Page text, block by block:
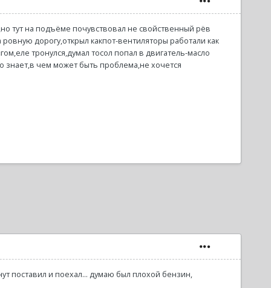
тут на подъёме почувствовал не свойственный рёв
дорогу,открыл какпот-вентиляторы работали как
тронулся,думал тосол попал в двигатель-масло
знает,в чем может быть проблема,не хочется
поставил и поехал... думаю был плохой бензин,